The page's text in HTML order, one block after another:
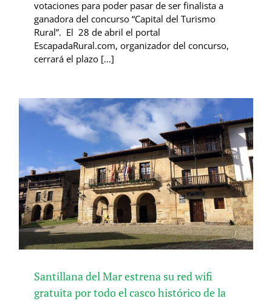
votaciones para poder pasar de ser finalista a
ganadora del concurso “Capital del Turismo
Rural”. El 28 de abril el portal
EscapadaRural.com, organizador del concurso,
cerrará el plazo [...]
Santillana del Mar estrena su red wifi
gratuita por todo el casco histórico de la